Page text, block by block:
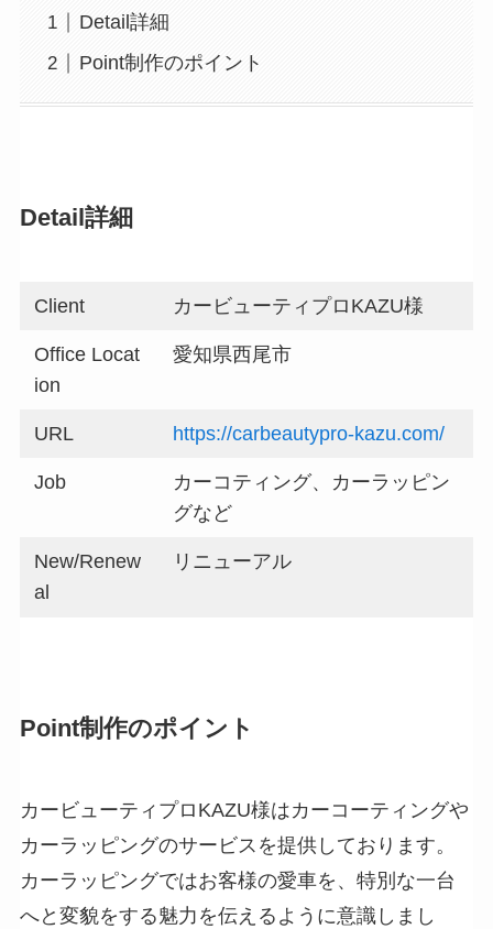
Detail詳細
Point制作のポイント
Detail 詳細
Client カービューティプロKAZU様
Office Locat
ion
愛知県西尾市
URL https://carbeautypro-kazu.com/
Job
カーコティング、カーラッピン
グなど
New/Renew
al
リニューアル
Point制作のポイント
カービューティプロKAZU様はカーコーティングや
カーラッピングのサービスを提供しております。
カーラッピングではお客様の愛車を、特別な一台
へと変貌をする魅力を伝えるように意識しまし